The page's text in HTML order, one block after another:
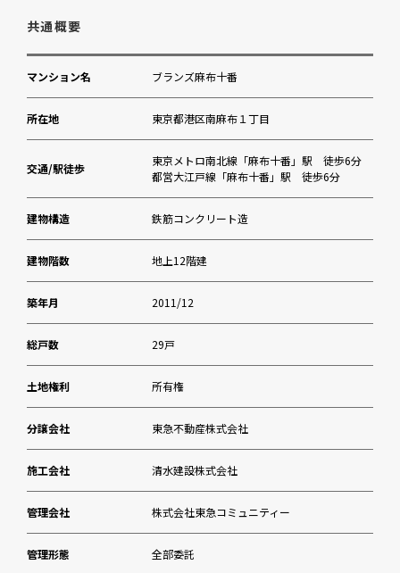
安藤記念教会付属幼稚園
十番クリニック（内科等）
Bio c’ Bon・PICARD
マツモトキヨシ麻布十番店
フィットネスクラブ広尾
きらぼし銀行 麻布支店
森美術館
共通概要
マンション名 ブランズ麻布十番
所在地 東京都港区南麻布１丁目
交通/駅徒歩
東京メトロ南北線「麻布十番」駅 徒歩6分
都営大江戸線「麻布十番」駅 徒歩6分
建物構造 鉄筋コンクリート造
建物階数 地上12階建
築年月 2011/12
総戸数 29戸
土地権利 所有権
分譲会社 東急不動産株式会社
施工会社 清水建設株式会社
管理会社 株式会社東急コミュニティー
管理形態 全部委託